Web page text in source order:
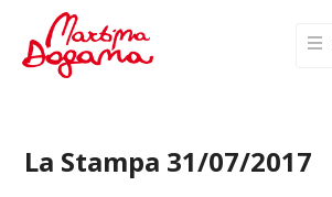
La Stampa 31/07/2017